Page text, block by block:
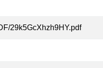
29k5GcXhzh9HY.pdf